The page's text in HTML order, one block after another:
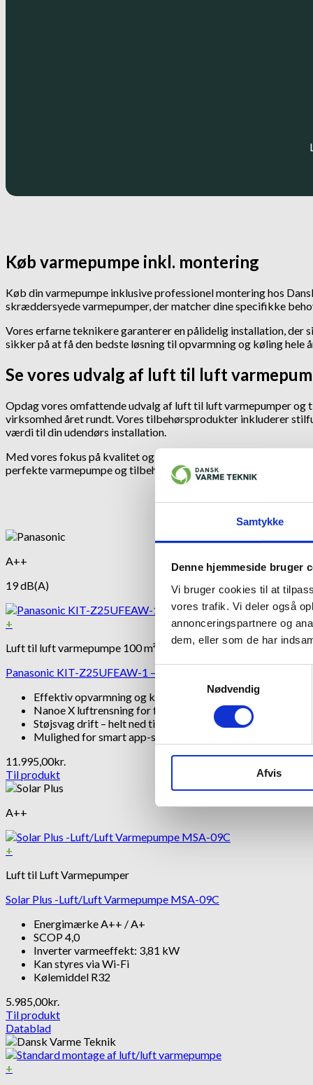
Samtykke
Denne hjemmeside bruger
Vi bruger cookies til at
vores trafik. Vi deler også
annonceringspartnere og
dem, eller som de har
Samtykkevalg
Nødvendig
Afvis
Køb varmepumpe inkl. montering
Køb din varmepumpe inklusive professionel montering hos
skræddersyede varmepumper, der matcher dine specifikke
Vores erfarne teknikere garanterer en pålidelig installation,
sikker på at få den bedste løsning til opvarmning og køling
Se vores udvalg af luft til luft
Opdag vores omfattende udvalg af luft til luft varmepumper
virksomhed året rundt. Vores tilbehørsprodukter inkluderer
værdi til din udendørs installation.
Med vores fokus på kvalitet og funktionalitet er vi dedikerede
perfekte varmepumpe og tilbehør til dit hjem i Frederikssund.
A++
19 dB(A)
+
Luft til luft varmepumpe 100 m²
Panasonic KIT-Z25UFEAW-1 – Gulvmodel
Effektiv opvarmning og køling året rundt
Nanoe X luftrensning for frisk luft
Støjsvag drift – helt ned til 19 dB(A)
Mulighed for smart app-styring
11.995,00kr.
Til produkt
A++
+
Luft til Luft Varmepumper
Solar Plus -Luft/Luft Varmepumpe MSA-09C
Energimærke A++ / A+
SCOP 4,0
Inverter varmeeffekt: 3,81 kW
Kan styres via Wi-Fi
Kølemiddel R32
5.985,00kr.
Til produkt
Datablad
+